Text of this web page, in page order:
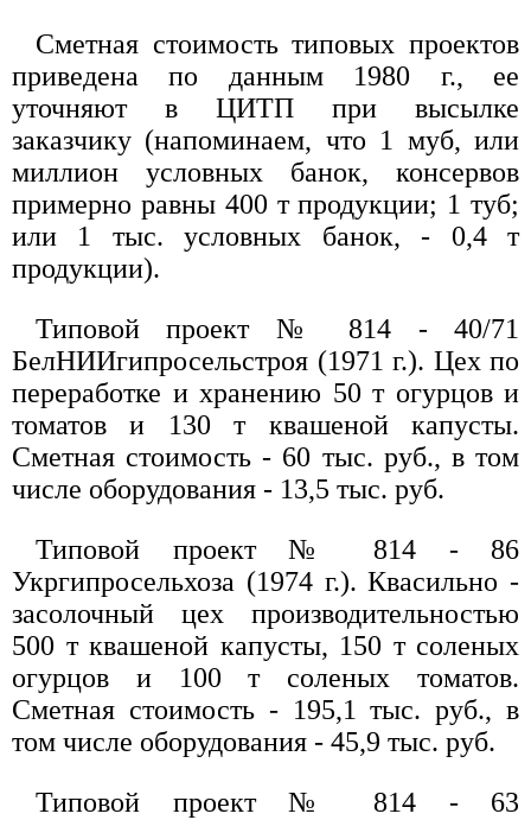
Сметная стоимость типовых проектов
приведена по данным 1980 г., ее
уточняют в ЦИТП при высылке
заказчику (напоминаем, что 1 муб, или
миллион условных банок, консервов
примерно равны 400 т продукции; 1 туб;
или 1 тыс. условных банок, - 0,4 т
продукции).
Типовой проект № 814 - 40/71
БелНИИгипросельстроя (1971 г.). Цех по
переработке и хранению 50 т огурцов и
томатов и 130 т квашеной капусты.
Сметная стоимость - 60 тыс. руб., в том
числе оборудования - 13,5 тыс. руб.
Типовой проект № 814 - 86
Укргипросельхоза (1974 г.). Квасильно -
засолочный цех производительностью
500 т квашеной капусты, 150 т соленых
огурцов и 100 т соленых томатов.
Сметная стоимость - 195,1 тыс. руб., в
том числе оборудования - 45,9 тыс. руб.
Типовой проект № 814 - 63